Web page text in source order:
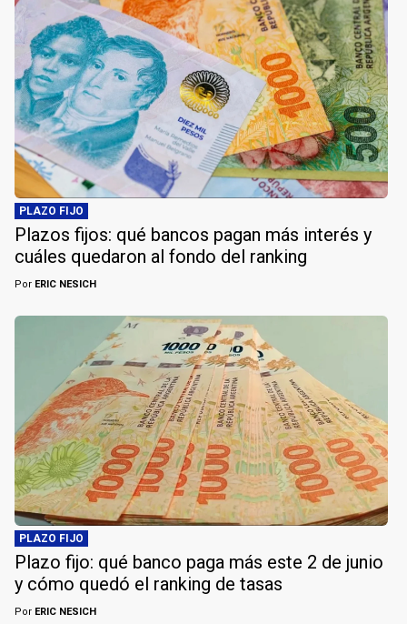
PLAZO FIJO
Plazos fijos: qué bancos pagan más interés y
cuáles quedaron al fondo del ranking
Por ERIC NESICH
PLAZO FIJO
Plazo fijo: qué banco paga más este 2 de junio
y cómo quedó el ranking de tasas
Por ERIC NESICH